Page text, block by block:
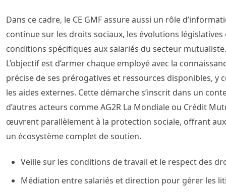
Dans ce cadre, le CE GMF assure aussi un rôle
continue sur les droits sociaux, les évolutions législatives
conditions spécifiques aux salariés du secteur mutualiste.
L’objectif est d’armer chaque employé avec la
précise de ses prérogatives et ressources disponibles, y
les aides externes. Cette démarche s’inscrit dans un
d’autres acteurs comme AG2R La Mondiale ou Crédit
œuvrent parallèlement à la protection sociale, offrant
un écosystème complet de soutien.
Veille sur les conditions de travail et le respect des
Médiation entre salariés et direction pour gérer les